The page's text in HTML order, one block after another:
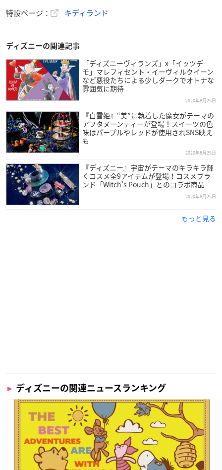
特設ページ： キディランド
ディズニーの関連記事
「ディズニーヴィランズ」x「イッツデ
モ」マレフィセント・イーヴィルクイーン
など悪役たちによる少しダークでオトナな
雰囲気に期待
2020年8月25日
『白雪姫』“美”に執着した魔女がテーマの
アフタヌーンティーが登場！スイーツの色
味はパープルやレッドが使用されSNS映え
も
2020年8月25日
『ディズニー』宇宙がテーマのキラキラ輝
くコスメ全9アイテムが登場！コスメブラ
ンド「Witch’s Pouch」とのコラボ商品
2020年8月25日
もっと見る
ディズニーの関連ニュースランキング